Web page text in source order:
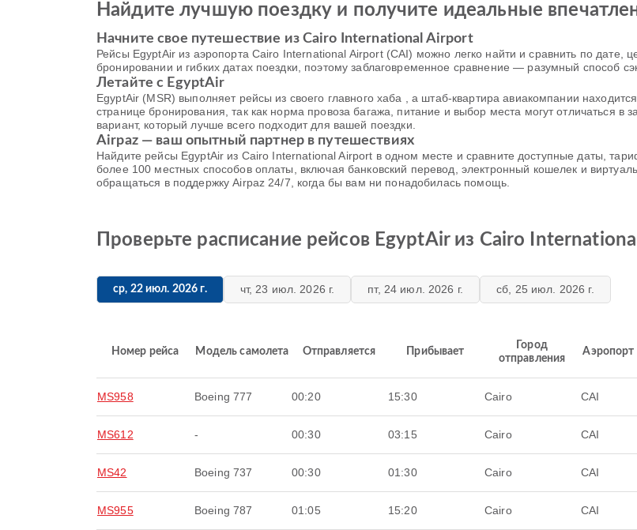
Найдите лучшую поездку и получите идеальные
Начните свое путешествие из Cairo International Airport
Рейсы EgyptAir из аэропорта Cairo International Airport (CAI) можно легко найти и сравнить по
бронировании и гибких датах поездки, поэтому заблаговременное сравнение — разумный способ
Летайте с EgyptAir
EgyptAir (MSR) выполняет рейсы из своего главного хаба , а штаб-квартира авиакомпании
странице бронирования, так как норма провоза багажа, питание и выбор места могут отличаться в
вариант, который лучше всего подходит для вашей поездки.
Airpaz — ваш опытный партнер в путешествиях
Найдите рейсы EgyptAir из Cairo International Airport в одном месте и сравните доступные даты,
более 100 местных способов оплаты, включая банковский перевод, электронный кошелек и
обращаться в поддержку Airpaz 24/7, когда бы вам ни понадобилась помощь.
Проверьте расписание рейсов EgyptAir из Cairo
ср, 22 июл. 2026 г. чт, 23 июл. 2026 г. пт, 24 июл. 2026 г. сб, 25 июл. 2026 г.
Номер рейса Модель самолета Отправляется Прибывает
Город
отправления
Аэропорт
MS958 Boeing 777 00:20 15:30 Cairo CAI
MS612 - 00:30 03:15 Cairo CAI
MS42 Boeing 737 00:30 01:30 Cairo CAI
MS955 Boeing 787 01:05 15:20 Cairo CAI